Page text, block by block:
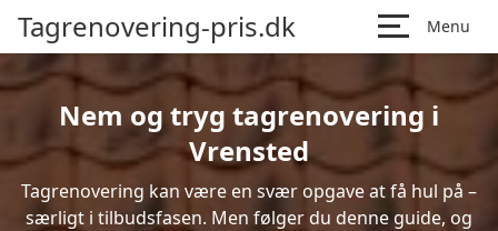
Tagrenovering-pris.dk Menu
Nem og tryg tagrenovering i
Vrensted
Tagrenovering kan være en svær opgave at få hul på –
særligt i tilbudsfasen. Men følger du denne guide, og